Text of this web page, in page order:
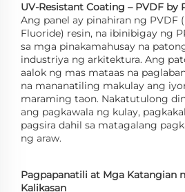
UV-Resistant Coating – PVDF by
Ang panel ay pinahiran ng PVDF
Fluoride) resin, na ibinibigay ng
sa mga pinakamahusay na
industriya ng arkitektura. Ang
aalok ng mas mataas na
na mananatiling makulay ang
maraming taon. Nakatutulong
ang pagkawala ng kulay,
pagsira dahil sa matagalang
ng araw.
Pagpapanatili at Mga Katangian
Kalikasan